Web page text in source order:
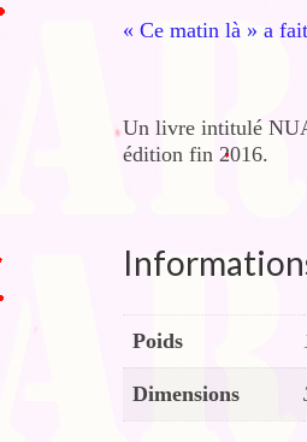
« Ce matin là » a
Un livre intitulé
édition fin 2016.
Poids
Dimensions